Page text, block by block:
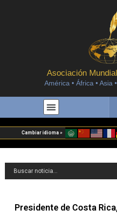
Asociación
América • África • Asia
Cambiar idioma »
Presidente de Costa